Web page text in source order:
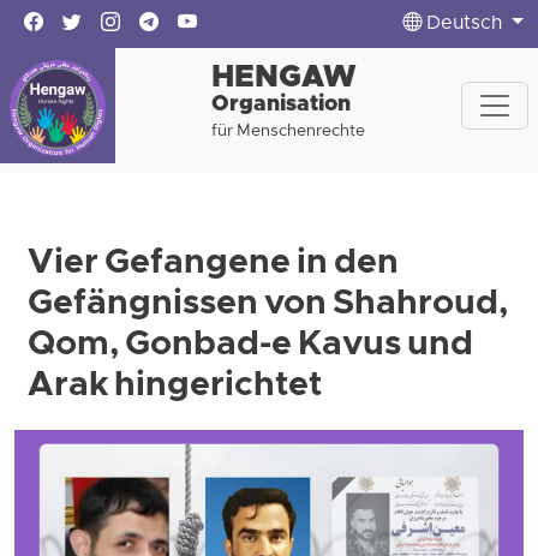
Deutsch
HENGAW
Organisation
für Menschenrechte
Vier Gefangene in den
Gefängnissen von Shahroud,
Qom, Gonbad-e Kavus und
Arak hingerichtet